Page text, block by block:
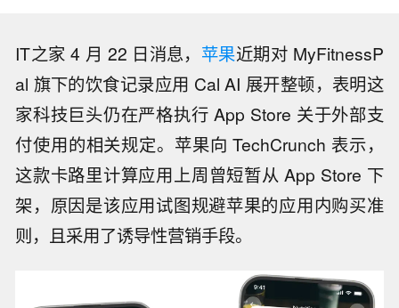
IT之家 4 月 22 日消息， 苹果近期对 MyFitnessP
al 旗下的饮食记录应用 Cal AI 展开整顿，表明这
家科技巨头仍在严格执行 App Store 关于外部支
付使用的相关规定。苹果向 TechCrunch 表示，
这款卡路里计算应用上周曾短暂从 App Store 下
架，原因是该应用试图规避苹果的应用内购买准
则，且采用了诱导性营销手段。